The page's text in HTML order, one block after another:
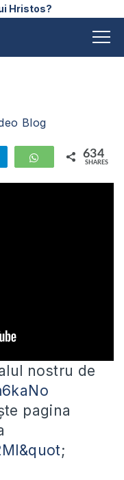
Hristos?
Blog
Telegram WhatsApp
634
SHARES
nostru de
pagina
;